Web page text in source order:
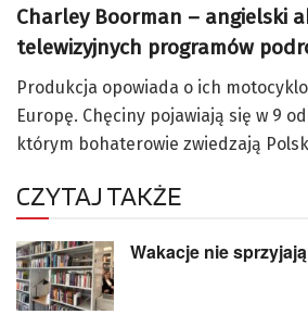
Charley Boorman – angielski
telewizyjnych programów
Produkcja opowiada o ich
Europę. Chęciny pojawiają się w 9
którym bohaterowie zwiedzają
CZYTAJ TAKŻE
Wakacje nie